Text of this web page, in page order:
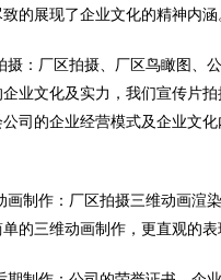
的展现了企业文化的精神内涵
摄：厂区拍摄、厂区鸟瞰图、
业文化及实力，我们宣传片
司的企业经营模式及企业文
画制作：厂区拍摄三维动画渲
的三维动画制作，更直观的表